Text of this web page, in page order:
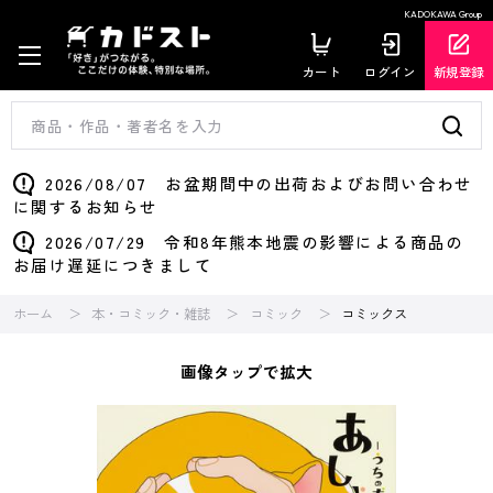
KADOKAWA Group
カート ログイン 新規登録
2026/08/07 お盆期間中の出荷およびお問い合わせ
に関するお知らせ
2026/07/29 令和8年熊本地震の影響による商品の
お届け遅延につきまして
ホーム 本・コミック・雑誌 コミック コミックス
画像タップで拡大